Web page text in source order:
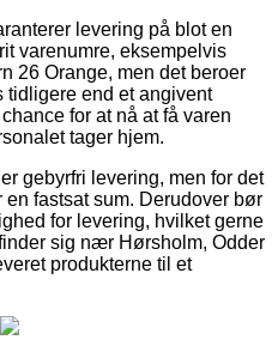
levering på blot en
varenumre, eksempelvis
26 Orange, men det beroer
tidligere end et angivent
for at nå at få varen
tager hjem.
gebyrfri levering, men for det
fastsat sum. Derudover bør
for levering, hvilket gerne
sig nær Hørsholm, Odder
produkterne til et